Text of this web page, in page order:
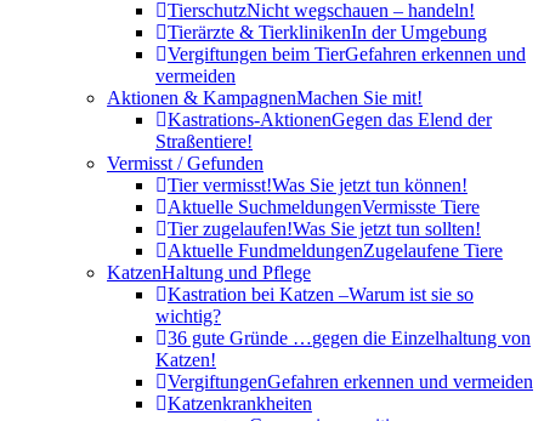
TierschutzNicht wegschauen – handeln!
Tierärzte & TierklinikenIn der Umgebung
Vergiftungen beim TierGefahren erkennen und
vermeiden
Aktionen & KampagnenMachen Sie mit!
Kastrations-AktionenGegen das Elend der
Straßentiere!
Vermisst / Gefunden
Tier vermisst!Was Sie jetzt tun können!
Aktuelle SuchmeldungenVermisste Tiere
Tier zugelaufen!Was Sie jetzt tun sollten!
Aktuelle FundmeldungenZugelaufene Tiere
KatzenHaltung und Pflege
Kastration bei Katzen –Warum ist sie so
wichtig?
36 gute Gründe …gegen die Einzelhaltung von
Katzen!
VergiftungenGefahren erkennen und vermeiden
Katzenkrankheiten